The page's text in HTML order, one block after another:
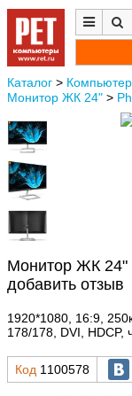
Каталог >
Монитор ЖК 24" >
Монитор ЖК 24"
добавить отзыв
1920*1080, 16:9,
178/178, DVI, HDCP,
Код 1100578